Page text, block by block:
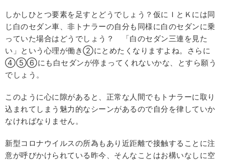
しかしひとつ要素を足すとどうでしょう？仮にＩとＫには同
じ白のセダン車、非トナラーの自分も同様に白のセダンに乗
っていた場合はどうでしょう？ 「白のセダン三連を見た
い」という心理が働き②にとめたくなりますよね。さらに
④⑤⑥にも白セダンが停まってくれないかな、とすら願う
でしょう。
このように心に隙があると、正常な人間でもトナラーに取り
込まれてしまう魅力的なシーンがあるので自分を律していか
なければなりません。
新型コロナウイルスの所為もあり近距離で接触することに注
意が呼びかけられている昨今、そんなことはお構いなしに空